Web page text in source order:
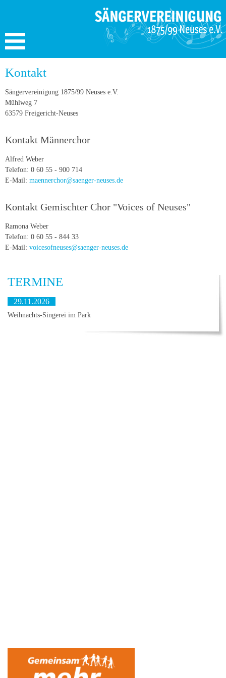
Kontakt
Sängervereinigung 1875/99 Neuses e.V.
Mühlweg 7
63579 Freigericht-Neuses
Kontakt Männerchor
Alfred Weber
Telefon: 0 60 55 - 900 714
E-Mail: maennerchor@saenger-neuses.de
Kontakt Gemischter Chor "Voices of Neuses"
Ramona Weber
Telefon: 0 60 55 - 844 33
E-Mail: voicesofneuses@saenger-neuses.de
TERMINE
29.11.2026
Weihnachts-Singerei im Park